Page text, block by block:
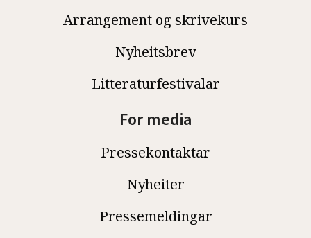
Arrangement og skrivekurs
Nyheitsbrev
Litteraturfestivalar
For media
Pressekontaktar
Nyheiter
Pressemeldingar